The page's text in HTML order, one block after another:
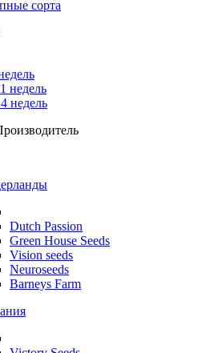
сорта
недель
недель
Dutch Passion
Green House Seeds
Vision seeds
Neuroseeds
Barneys Farm